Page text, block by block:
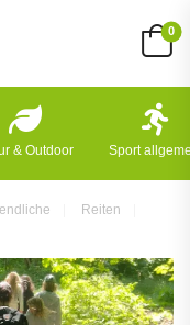
0
& Outdoor Sport
Reiten